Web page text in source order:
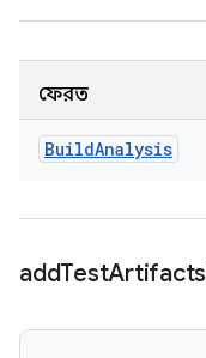
ফেরত
BuildAnalysis
addTestArtifacts